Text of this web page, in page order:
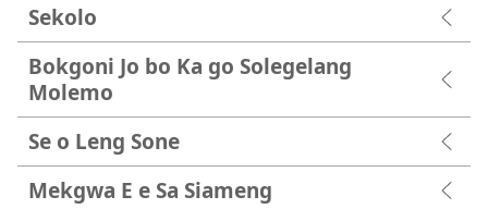
Sekolo
Bokgoni Jo bo Ka go Solegelang
Molemo
Se o Leng Sone
Mekgwa E e Sa Siameng